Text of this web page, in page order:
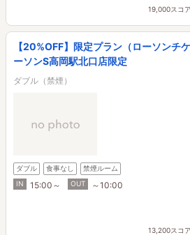
19,000スコ
【20%OFF】限定プラン（ローソン
ーソンS高岡駅北口店限定
ダブル（禁煙）
ダブル 食事なし
禁煙ルーム
IN
15:00～ OUT ～10:00
13,200スコ